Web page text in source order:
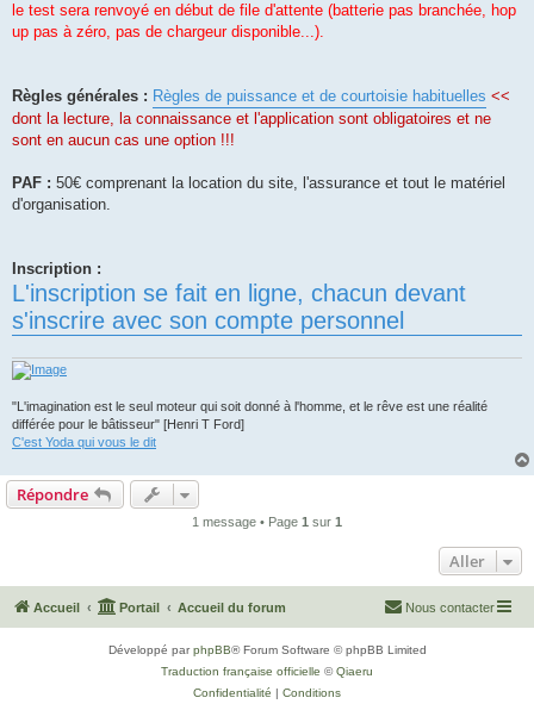
le test sera renvoyé en début de file d'attente (batterie pas branchée, hop
up pas à zéro, pas de chargeur disponible...).
Règles générales : Règles de puissance et de courtoisie habituelles <<
dont la lecture, la connaissance et l'application sont obligatoires et ne
sont en aucun cas une option !!!
PAF : 50€ comprenant la location du site, l'assurance et tout le matériel
d'organisation.
Inscription :
L'inscription se fait en ligne, chacun devant
s'inscrire avec son compte personnel
"L'imagination est le seul moteur qui soit donné à l'homme, et le rêve est une réalité
différée pour le bâtisseur" [Henri T Ford]
C'est Yoda qui vous le dit
Répondre
1 message • Page 1 sur 1
Aller
Accueil Portail Accueil du forum Nous contacter
Développé parphpBB® Forum Software © phpBB Limited
Traduction française officielle ©Qiaeru
Confidentialité | Conditions